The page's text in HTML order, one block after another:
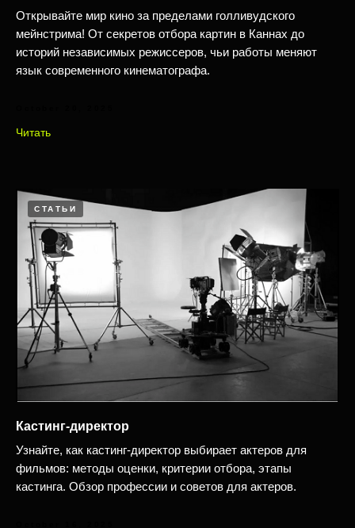
Открывайте мир кино за пределами голливудского
мейнстрима! От секретов отбора картин в Каннах до
историй независимых режиссеров, чьи работы меняют
язык современного кинематографа.
Читать
СТАТЬИ
Кастинг-директор
Узнайте, как кастинг-директор выбирает актеров для
фильмов: методы оценки, критерии отбора, этапы
кастинга. Обзор профессии и советов для актеров.